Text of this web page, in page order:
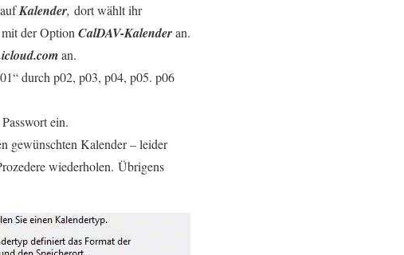
aufKalender, dort wählt ihr
der Option CalDAV-Kalenderan.
an.
durch p02, p03, p04, p05. p06
ein.
gewünschten Kalender – leider
wiederholen. Übrigens